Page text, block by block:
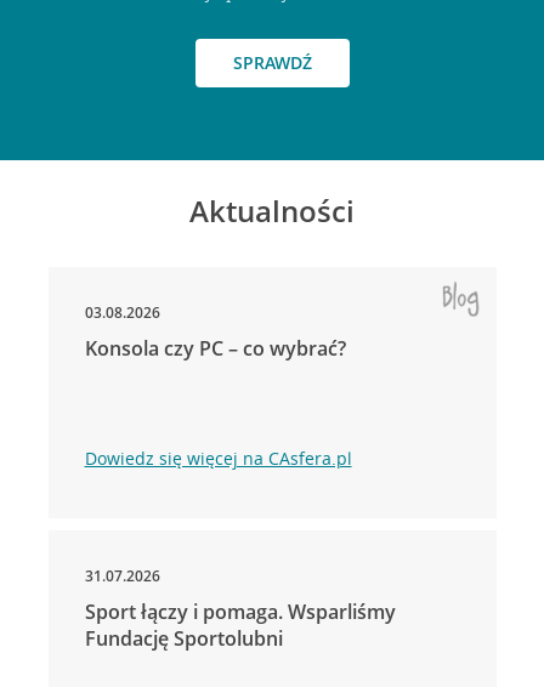
SPRAWDŹ
Aktualności
03.08.2026
Konsola czy PC – co wybrać?
Dowiedz się więcej na CAsfera.pl
31.07.2026
Sport łączy i pomaga. Wsparliśmy
Fundację Sportolubni